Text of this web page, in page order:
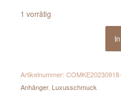
1 vorrätig
Artikelnummer:
Anhänger, Luxusschmuck